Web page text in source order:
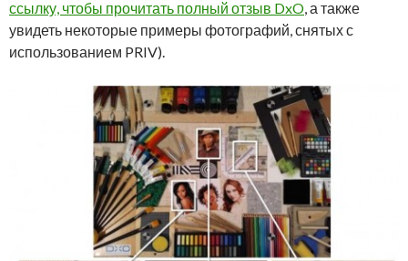
ссылку, чтобы прочитать полный отзыв DxO, а также
увидеть некоторые примеры фотографий, снятых с
использованием PRIV).